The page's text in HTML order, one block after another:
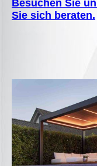
Besuchen Sie
Sie sich beraten.